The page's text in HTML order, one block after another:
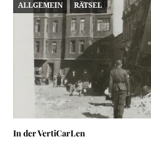
ALLGEMEIN RÄTSEL
In der VertiCarLen